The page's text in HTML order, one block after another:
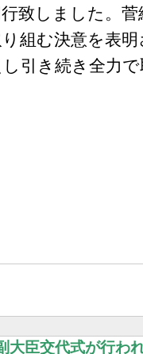
致しました。
組む決意を表
引き続き全力
大臣交代式が行わ